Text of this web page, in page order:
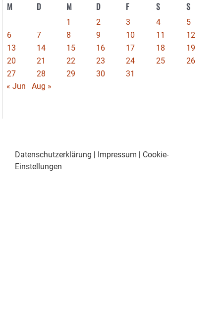
M D M D F S S
1 2 3 4
5
6
7 8 9 10 11
12
13
14 15 16 17 18
19
20
21 22 23 24 25
26
27
28 29 30
31
« Jun
Aug »
Datenschutzerklärung Impressum
Cookie-
Einstellungen